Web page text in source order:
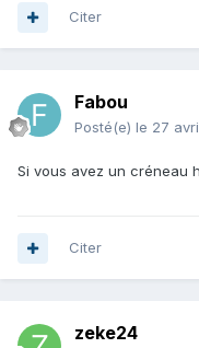
Citer
Fabou
Posté(e) le 27
Si vous avez un créneau
Citer
zeke24